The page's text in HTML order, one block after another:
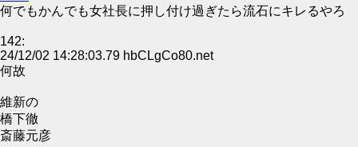
何でもかんでも女社長に押し付け過ぎたら流石にキレるやろ
142:
24/12/02 14:28:03.79 hbCLgCo80.net
何故
維新の
橋下徹
斎藤元彦